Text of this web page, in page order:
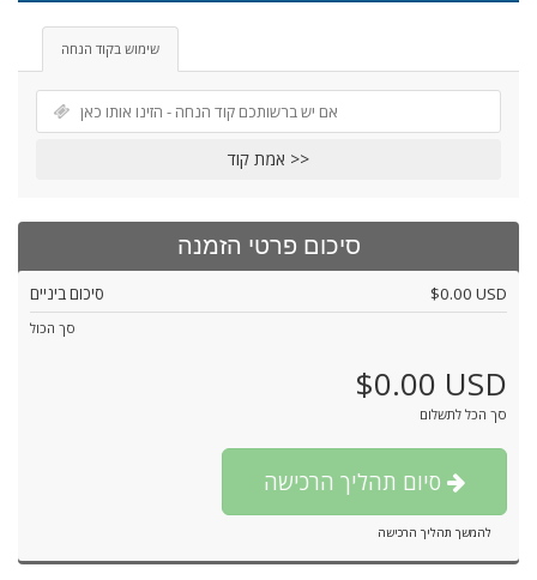
שימוש בקוד הנחה
אמת קוד >>
סיכום פרטי הזמנה
סיכום ביניים $0.00 USD
סך הכול
$0.00 USD
סך הכל לתשלום
להמשך תהליך הרכישה